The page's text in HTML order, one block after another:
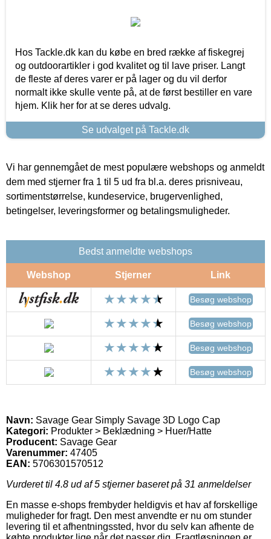
Hos Tackle.dk kan du købe en bred række af fiskegrej
og outdoorartikler i god kvalitet og til lave priser. Langt
de fleste af deres varer er på lager og du vil derfor
normalt ikke skulle vente på, at de først bestiller en vare
hjem. Klik her for at se deres udvalg.
Se udvalget på Tackle.dk
Vi har gennemgået de mest populære webshops og anmeldt
dem med stjerner fra 1 til 5 ud fra bl.a. deres prisniveau,
sortimentstørrelse, kundeservice, brugervenlighed,
betingelser, leveringsformer og betalingsmuligheder.
Bedst anmeldte webshops
Webshop Stjerner Link
Besøg webshop
Besøg webshop
Besøg webshop
Besøg webshop
Navn: Savage Gear Simply Savage 3D Logo Cap
Kategori: Produkter > Beklædning > Huer/Hatte
Producent: Savage Gear
Varenummer: 47405
EAN: 5706301570512
Vurderet til 4.8 ud af 5 stjerner baseret på 31 anmeldelser
En masse e-shops frembyder heldigvis et hav af forskellige
muligheder for fragt. Den mest anvendte er nu om stunder
levering til et afhentningssted, hvor du selv kan afhente de